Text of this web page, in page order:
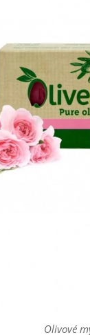
Olivové
Olivové